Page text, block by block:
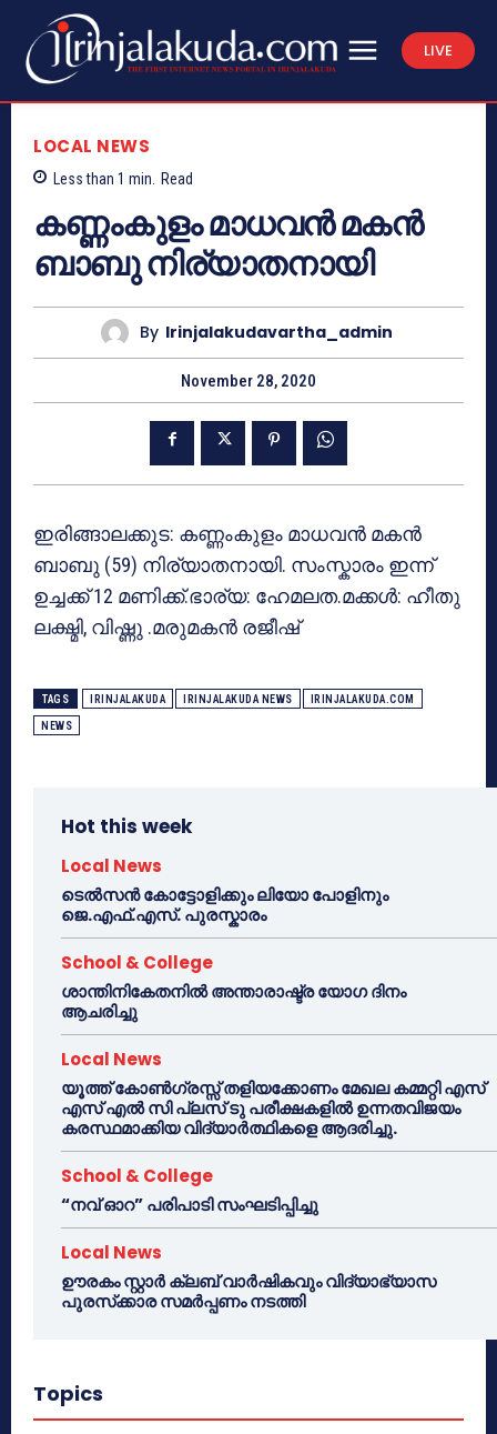
LIVE
LOCAL NEWS
Less than 1 min. Read
കണ്ണംകുളം മാധവൻ മകൻ
ബാബു നിര്യാതനായി
By Irinjalakudavartha_admin
November 28, 2020
ഇരിങ്ങാലക്കുട: കണ്ണംകുളം മാധവൻ മകൻ
ബാബു (59) നിര്യാതനായി. സംസ്കാരം ഇന്ന്
ഉച്ചക്ക് 12 മണിക്ക്.ഭാര്യ: ഹേമലത.മക്കൾ: ഹീതു
ലക്ഷ്മി, വിഷ്ണു .മരുമകൻ രജീഷ്
TAGS IRINJALAKUDA IRINJALAKUDA NEWS IRINJALAKUDA.COM
NEWS
Hot this week
Local News
ടെൽസൻ കോട്ടോളിക്കും ലിയോ പോളിനും
ജെ.എഫ്.എസ്. പുരസ്കാരം
School & College
ശാന്തിനികേതനിൽ അന്താരാഷ്ട്ര യോഗ ദിനം
ആചരിച്ചു
Local News
യൂത്ത് കോൺഗ്രസ്സ് തളിയക്കോണം മേഖല കമ്മറ്റി എസ്
എസ് എൽ സി പ്ലസ് ടു പരീക്ഷകളിൽ ഉന്നതവിജയം
കരസ്ഥമാക്കിയ വിദ്യാർത്ഥികളെ ആദരിച്ചു.
School & College
“നവ് ഓറ” പരിപാടി സംഘടിപ്പിച്ചു
Local News
ഊരകം സ്റ്റാർ ക്ലബ് വാർഷികവും വിദ്യാഭ്യാസ
പുരസ്‌ക്കാര സമർപ്പണം നടത്തി
Topics